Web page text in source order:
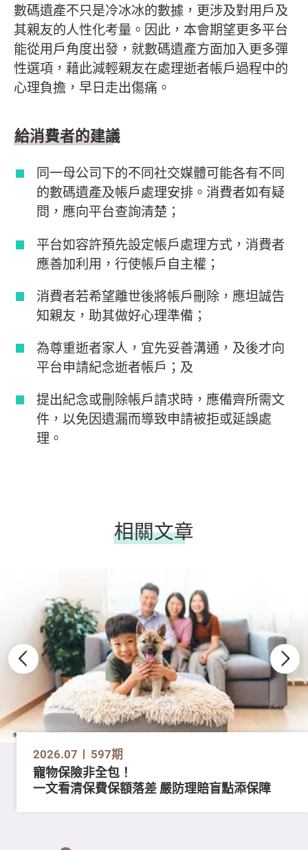
數碼遺產不只是冷冰冰的數據，更涉及對用戶及
其親友的人性化考量。因此，本會期望更多平台
能從用戶角度出發，就數碼遺產方面加入更多彈
性選項，藉此減輕親友在處理逝者帳戶過程中的
心理負擔，早日走出傷痛。
給消費者的建議
同一母公司下的不同社交媒體可能各有不同
的數碼遺產及帳戶處理安排。消費者如有疑
問，應向平台查詢清楚；
平台如容許預先設定帳戶處理方式，消費者
應善加利用，行使帳戶自主權；
消費者若希望離世後將帳戶刪除，應坦誠告
知親友，助其做好心理準備；
為尊重逝者家人，宜先妥善溝通，及後才向
平台申請紀念逝者帳戶；及
提出紀念或刪除帳戶請求時，應備齊所需文
件，以免因遺漏而導致申請被拒或延誤處
理。
相關文章
2026.07 597期
寵物保險非全包！
一文看清保費保額落差 嚴防理賠盲點添保障